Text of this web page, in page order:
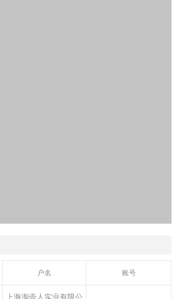
户名 账号
上海淘壶人实业有限公